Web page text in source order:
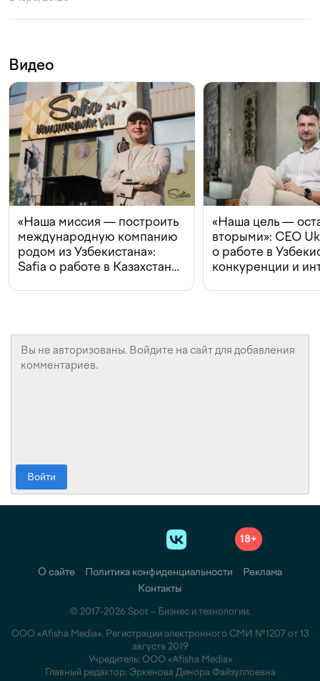
Видео
«Наша миссия — построить
международную компанию
родом из Узбекистана»:
Safia о работе в Казахстане,
«Наша цель —
вторыми»: CEO
о работе в
конкуренции и
Войти
18+
О сайте Политика конфиденциальности
Реклама
Контакты
© 2017-2026 Spot – Бизнес и технологии.
ООО «Afisha Media». Регистрации электронного СМИ №1207 от 13
августа 2019
Учредитель: ООО «Afisha Media»
Главный редактор: Эркенова Динора Файзуллоевна